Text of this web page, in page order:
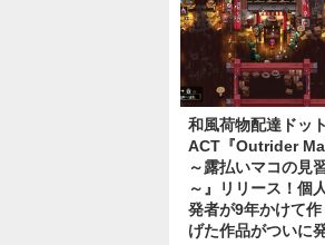
和風荷物配達ドッ
ACT『Outrider
～露払いマコの見
～』リリース！個
発者が9年かけて作
げた作品がついに